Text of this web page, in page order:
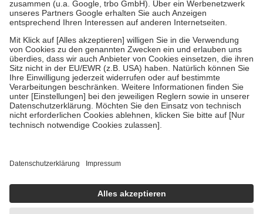
Verordnung.
Um das Engagement der Versicherten für ihre eigene Gesundheit zu
stärken und die besondere Stellung der Familie zu unterstützen,
fallenkeine Zuzahlungenan bei:
• Kindern und Jugendlichen bis zum vollendeten 18. Lebensjahr
mit Ausnahme der Fahrkosten
• Untersuchungen zur Vorsorge und Früherkennung, die von der
GKV getragen werden
• empfohlenen Schutzimpfungen
• Harn- und Blutteststreifen
getroffen, um sicherzustellen, dass es sich um echte Bewertungen
https://help.etrusted.com/hc/de/articles/4419944605341
Einige Bilder und Inhalte wurden unter Zuhilfenahme künstlicher